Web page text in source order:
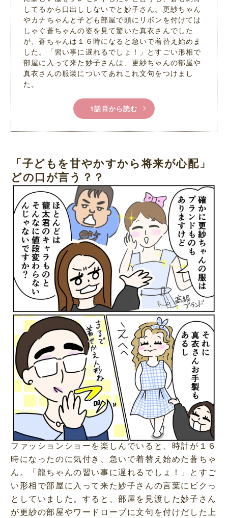
してるから口出ししないでと妙子さん。更紗ちゃん
やカナちゃんと子ども部屋で頭にリボンを付けては
しゃぐ蒼ちゃんの姿を見て驚いた真衣さんでした
が、蒼ちゃんは１６時になると急いで着替え始めま
した。「習い事に遅れるでしょ！」とすごい形相で
部屋に入って来た妙子さんは、更紗ちゃんの部屋や
真衣さんの服装についてあれこれ文句をつけまし
た。
1話目から読む
「子どもを甘やかすから将来が心配」
どの口が言う？？
ファッションショーを楽しんでいると、時計が１６
時になったのに気付き、急いで着替え始めた蒼ちゃ
ん。「龍ちゃんの習い事に遅れるでしょ！」とすご
い形相で部屋に入って来た妙子さんの言葉にビクっ
としていました。すると、部屋を見渡した妙子さん
が更紗の部屋やワードローブに文句を付けだした上